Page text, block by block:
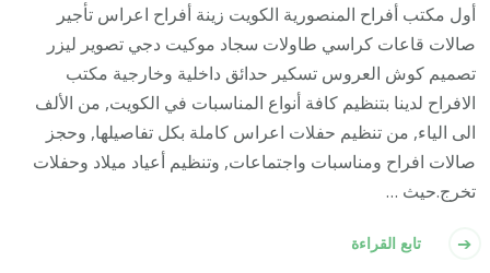
أول مكتب أفراح المنصورية الكويت زينة أفراح اعراس تأجير
صالات قاعات كراسي طاولات سجاد موكيت دجي تصوير ليزر
تصميم كوش العروس تسكير حدائق داخلية وخارجية مكتب
الافراح لدينا بتنظيم كافة أنواع المناسبات في الكويت, من الألف
الى الياء, من تنظيم حفلات اعراس كاملة بكل تفاصيلها, وحجز
صالات افراح ومناسبات واجتماعات, وتنظيم أعياد ميلاد وحفلات
تخرج.حيث …
تابع القراءة